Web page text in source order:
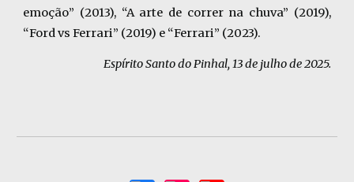
emoção” (2013), “A arte de correr na chuva” (2019),
“Ford vs Ferrari” (2019) e “Ferrari” (2023).
Espírito Santo do Pinhal, 13 de julho de 2025.